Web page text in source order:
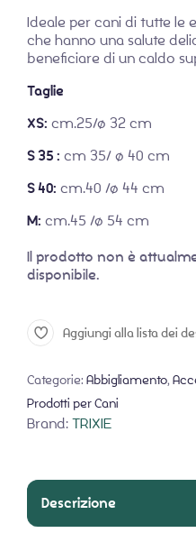
Ideale per cani di tutte le
che hanno una salute
beneficiare di un caldo
Taglie
XS: cm.25/ø 32 cm
S 35 : cm 35/ ø 40 cm
S 40: cm.40 /ø 44 cm
M: cm.45 /ø 54 cm
Il prodotto non è
disponibile.
Aggiungi alla lista dei
Categorie: Abbigliamento,
Prodotti per Cani
Brand:TRIXIE
Descrizione